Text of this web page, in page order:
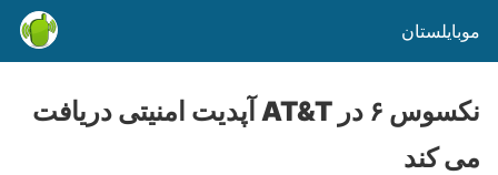
موبایلستان
نکسوس ۶ در AT&T آپدیت امنیتی دریافت
می کند